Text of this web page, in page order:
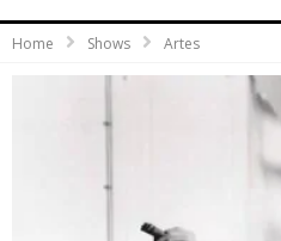
Faça o bem!
Home Shows Artes